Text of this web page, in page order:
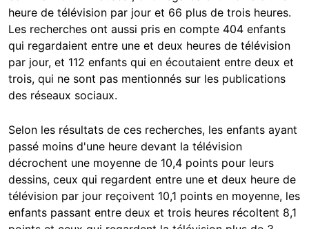
heure de télévision par jour et 66 plus de trois heures.
Les recherches ont aussi pris en compte 404 enfants
qui regardaient entre une et deux heures de télévision
par jour, et 112 enfants qui en écoutaient entre deux et
trois, qui ne sont pas mentionnés sur les publications
des réseaux sociaux.
Selon les résultats de ces recherches, les enfants ayant
passé moins d'une heure devant la télévision
décrochent une moyenne de 10,4 points pour leurs
dessins, ceux qui regardent entre une et deux heure de
télévision par jour reçoivent 10,1 points en moyenne, les
enfants passant entre deux et trois heures récoltent 8,1